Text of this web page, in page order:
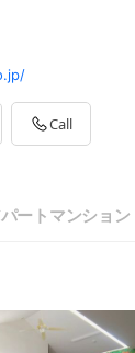
Call
ートマンション